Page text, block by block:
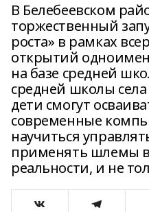
В Белебеевском
торжественный
роста» в рамках
открытий
на базе средней
средней школы
дети смогут
современные
научиться
применять шлемы
реальности, и не